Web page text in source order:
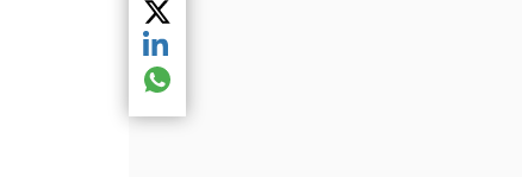
Compartir el artículo actual mediante Twitter
Compartir el artículo actual mediante LinkedIn
Compartir el artículo actual mediante